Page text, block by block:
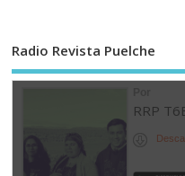
Radio Revista Puelche